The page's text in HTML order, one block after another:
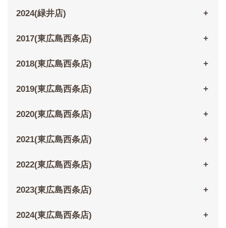
2024(緑井店)
2017(東広島西条店)
2018(東広島西条店)
2019(東広島西条店)
2020(東広島西条店)
2021(東広島西条店)
2022(東広島西条店)
2023(東広島西条店)
2024(東広島西条店)